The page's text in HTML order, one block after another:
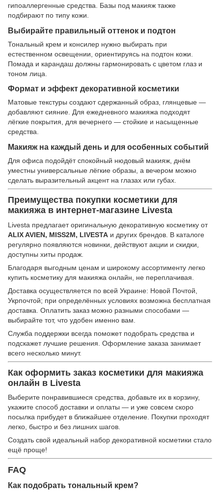
гипоаллергенные средства. Базы под макияж также
подбирают по типу кожи.
Выбирайте правильный оттенок и подтон
Тональный крем и консилер нужно выбирать при
естественном освещении, ориентируясь на подтон кожи.
Помада и карандаш должны гармонировать с цветом глаз и
тоном лица.
Формат и эффект декоративной косметики
Матовые текстуры создают сдержанный образ, глянцевые —
добавляют сияние. Для ежедневного макияжа подходят
лёгкие покрытия, для вечернего — стойкие и насыщенные
средства.
Макияж на каждый день и для особенных событий
Для офиса подойдёт спокойный нюдовый макияж, днём
уместны универсальные лёгкие образы, а вечером можно
сделать выразительный акцент на глазах или губах.
Преимущества покупки косметики для
макияжа в интернет-магазине Livesta
Livesta предлагает оригинальную декоративную косметику от
ALIX AVIEN, MISS2M, LIVESTA и других брендов. В каталоге
регулярно появляются новинки, действуют акции и скидки,
доступны хиты продаж.
Благодаря выгодным ценам и широкому ассортименту легко
купить косметику для макияжа онлайн, не переплачивая.
Доставка осуществляется по всей Украине: Новой Почтой,
Укрпочтой; при определённых условиях возможна бесплатная
доставка. Оплатить заказ можно разными способами —
выбирайте тот, что удобен именно вам.
Служба поддержки всегда поможет подобрать средства и
подскажет лучшие решения. Оформление заказа занимает
всего несколько минут.
Как оформить заказ косметики для макияжа
онлайн в Livesta
Выберите понравившиеся средства, добавьте их в корзину,
укажите способ доставки и оплаты — и уже совсем скоро
посылка прибудет в ближайшее отделение. Покупки проходят
легко, быстро и без лишних шагов.
Создать свой идеальный набор декоративной косметики стало
ещё проще!
FAQ
Как подобрать тональный крем?